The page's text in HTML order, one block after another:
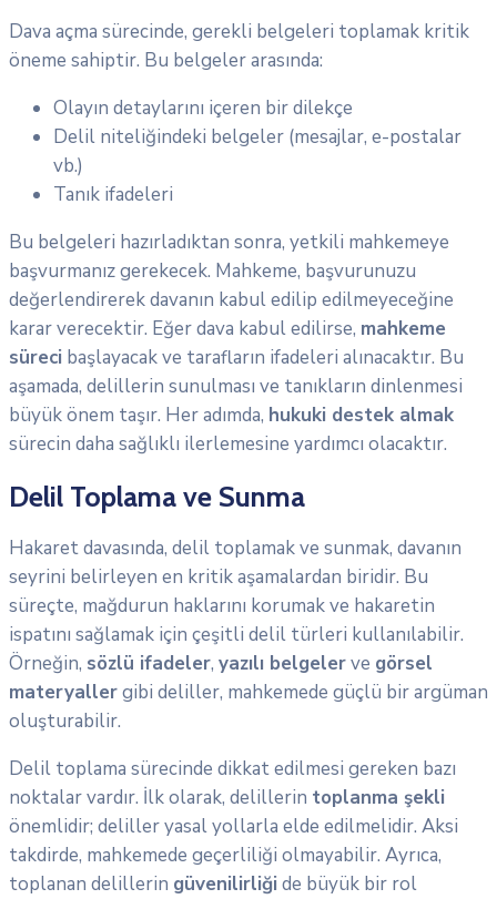
Dava açma sürecinde, gerekli belgeleri toplamak kritik
öneme sahiptir. Bu belgeler arasında:
Olayın detaylarını içeren bir dilekçe
Delil niteliğindeki belgeler (mesajlar, e-postalar
vb.)
Tanık ifadeleri
Bu belgeleri hazırladıktan sonra, yetkili mahkemeye
başvurmanız gerekecek. Mahkeme, başvurunuzu
değerlendirerek davanın kabul edilip edilmeyeceğine
karar verecektir. Eğer dava kabul edilirse, mahkeme
süreci başlayacak ve tarafların ifadeleri alınacaktır. Bu
aşamada, delillerin sunulması ve tanıkların dinlenmesi
büyük önem taşır. Her adımda, hukuki destek almak
sürecin daha sağlıklı ilerlemesine yardımcı olacaktır.
Delil Toplama ve Sunma
Hakaret davasında, delil toplamak ve sunmak, davanın
seyrini belirleyen en kritik aşamalardan biridir. Bu
süreçte, mağdurun haklarını korumak ve hakaretin
ispatını sağlamak için çeşitli delil türleri kullanılabilir.
Örneğin, sözlü ifadeler, yazılı belgelerve görsel
materyallergibi deliller, mahkemede güçlü bir argüman
oluşturabilir.
Delil toplama sürecinde dikkat edilmesi gereken bazı
noktalar vardır. İlk olarak, delillerin toplanma şekli
önemlidir; deliller yasal yollarla elde edilmelidir. Aksi
takdirde, mahkemede geçerliliği olmayabilir. Ayrıca,
toplanan delillerin güvenilirliği de büyük bir rol